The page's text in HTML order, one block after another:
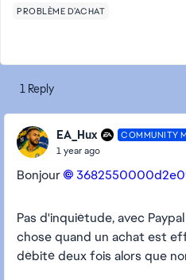
PROBLÈME D’ACHAT
1 Reply
EA_Hux COMMUNITY
1 year ago
Bonjour
Pas d'inquiétude, avec
chose quand un achat est
débité deux fois alors que